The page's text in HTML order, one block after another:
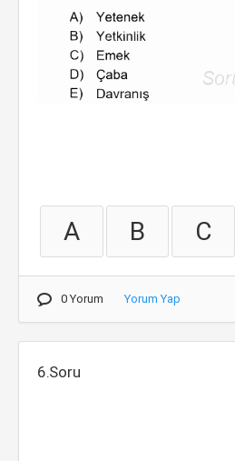
A B C
0 Yorum Yorum Yap
6.Soru